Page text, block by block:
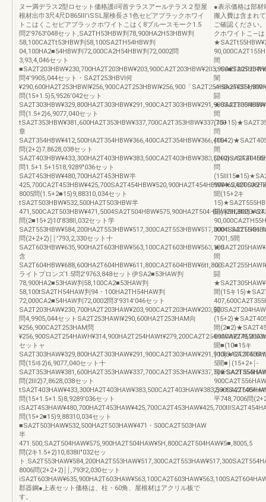
ヌー満デラス2型ロセット価格護i珂首テラスアールテラス２型屋
根材出巾3尺4尺D865Ⅲ′iSSL屋検長さ1色セピアプラックホワイ
トこはくこセピアプラックホワイトこはく8ブルースモーク1.5
問2′9763′048セット,SA2TH53HBW判78,900HA2H53HBW判
58,100CA2Tt53HBW判58,100SA2TH54HBW判
04,100HA2■54HBW判72,000CA2H54HBW判72,0002問
3,93,4,046セット
問4′9905,044セット・SA2T253HBⅥ何
¥290,600HA2T253HBWl¥256,900CA2T253HBWl¥256,900「
問(15+1.5)5,9526′042セット
問(1.5+2)6,9077,040セット
tSA2T353HBW¥381,600HA2T353HBW¥337,700CA2T353HBW¥337,700
章
SA2T354HBW¥412,500HA2T354HBW¥366,400CA2T354HBW¥366,4004
問(2+2)7,8628,038セット
問1.5+1.5+1518,9289″036セット
SA2T453HBW¥480,700HA2T453HBW半
8005問(1.5+2■15)9,88310,034セット
tSA2T503HBW¥532,500HA2T503HBW半
問(2■15+2)10′838ll,032セット学
問(2+2+2)￨￨′793,2,330セット十
SA2T603HBW¥635,900HA2T603HBW¥563,100CA2T603HBW¥563,100
含
SA2T604HBW¥688,600HA2T604HBW¥611,800CA2T604HBW¥6tt,800
ライトプロンズ1.5問2′9763,848セット伊SA2■53HAW判
78,900HA2■53HAW判58,100CA2■53HAW判
58,100tSA2TH54HAW判94・100HA2TH54HAW判
72,000CA2■54HAW判72,0002問3′9314′046セット
問4,9905,044セットSA2T253HAWl¥290,600HA2T253HAM向
¥256,900CA2T253HAM問
セットャ
問(15ヰ2)6,9077,040セット十
問(2Ⅲ2)7,8628,038セット
問(15+1.5+1.5)8,9289′036セット
問(15+2■15)9,88310,034セット
■SA2T503HAW¥532,500HA2T503HAW¥471・500CA2T503HAW
半
471.500,SA2T504HAW¥575,900HA2T504HAW¥5H,800CA2T504HAW¥5■,8005,5
問(2キ1.5+2)10,838ll″032セッ
ト
8006問(2+2+2)￨￨,793!2,030セット
郡器鋼●上表セット価格は、柱・60角、屋根材はアクリル板で
す。
●表示価格は部材
搬入費は含まれ
ご確認ください
クホワイトこ―は
間
闇
闘
間
問
間
問
聞(15+2キ
闘￨
7001,5間
間
闘
間(15キ
闘
間
聞■(10■15キ
￨
5聞■￨(15+2+￨‐
平748,7006問